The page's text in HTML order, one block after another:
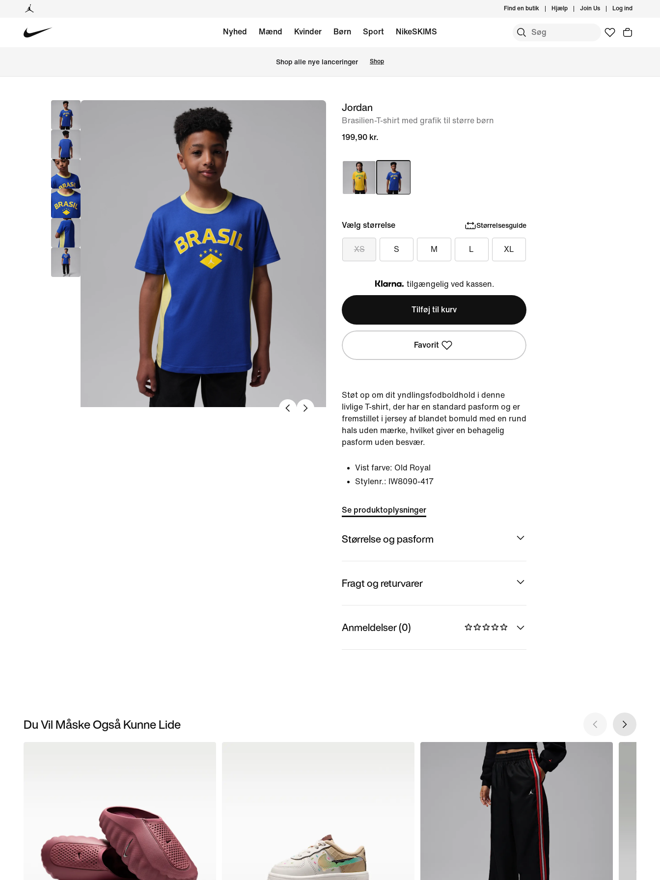
Find en butik Hjælp Join Us Log ind
Nyhed Mænd Kvinder Børn Sport NikeSKIMS
Shop alle nye lanceringer Shop
billedeJordan
Brasilien-T-shirt med grafik til større børn
199,90 kr.
Vælg størrelse Størrelsesguide
XS S M L XL
Klarna
tilgængelig ved kassen.
Tilføj til kurv
Favorit
Støt op om dit yndlingsfodboldhold i denne
livlige T-shirt, der har en standard pasform og er
fremstillet i jersey af blandet bomuld med en rund
hals uden mærke, hvilket giver en behagelig
pasform uden besvær.
Vist farve: Old Royal
Stylenr.: IW8090-417
Se produktoplysninger
Størrelse og pasform
Fragt og returvarer
Anmeldelser (0)
Du Vil Måske Også Kunne Lide